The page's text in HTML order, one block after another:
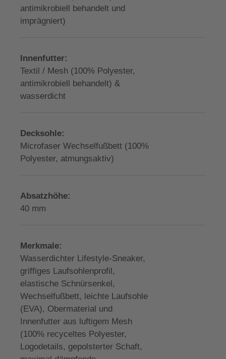
antimikrobiell behandelt und
imprägniert)
Innenfutter:
Textil / Mesh (100% Polyester,
antimikrobiell behandelt) &
wasserdicht
Decksohle:
Microfaser Wechselfußbett (100%
Polyester, atmungsaktiv)
Absatzhöhe:
40 mm
Merkmale:
Wasserdichter Lifestyle-Sneaker,
griffiges Laufsohlenprofil,
elastische Schnürsenkel,
Wechselfußbett, leichte Laufsohle
(EVA), Obermaterial und
Innenfutter aus luftigem Mesh
(100% recyceltes Polyester,
Logodetails, gepolsterter Schaft,